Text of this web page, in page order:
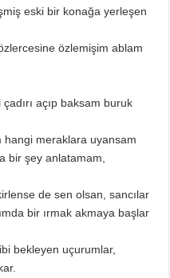
eski bir konağa yerleşen
özlemişim ablam
açıp baksam buruk
hangi meraklara uyansam
bir şey anlatamam,
de sen olsan, sancılar
bir ırmak akmaya başlar
bekleyen uçurumlar,